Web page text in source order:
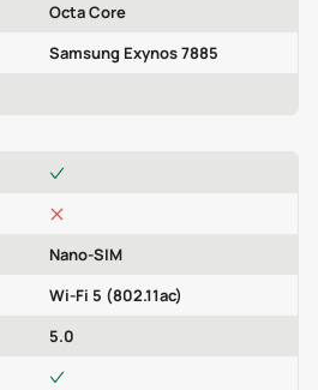
Octa Core
Samsung Exynos 7885
Nano-SIM
Wi-Fi 5 (802.11ac)
5.0